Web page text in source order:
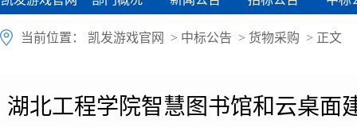
当前位置： 凯发游戏官网 > 中标公告 > 货物采购 > 正文
湖北工程学院智慧图书馆和云桌面